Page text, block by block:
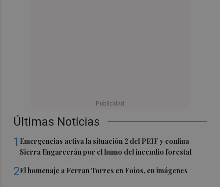
Últimas Noticias
1 Emergencias activa la situación 2 del PEIF y confina
Sierra Engarcerán por el humo del incendio forestal
2El homenaje a Ferran Torres en Foios, en imágenes